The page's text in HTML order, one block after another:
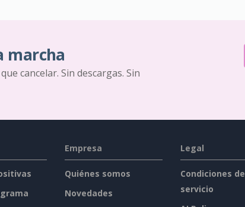
marcha
cancelar. Sin descargas. Sin
Empresa
Quiénes somos
Novedades
Legal
Condiciones de
servicio